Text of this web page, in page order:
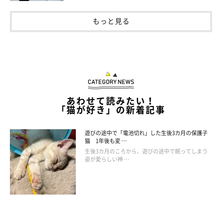
もっと見る
あわせて読みたい！
「猫が好き」の新着記事
遊びの途中で「電池切れ」した生後3カ月の保護子
猫 1年後も変 …
生後3カ月のころから、遊びの途中で眠ってしまう
姿が愛らしい神 …